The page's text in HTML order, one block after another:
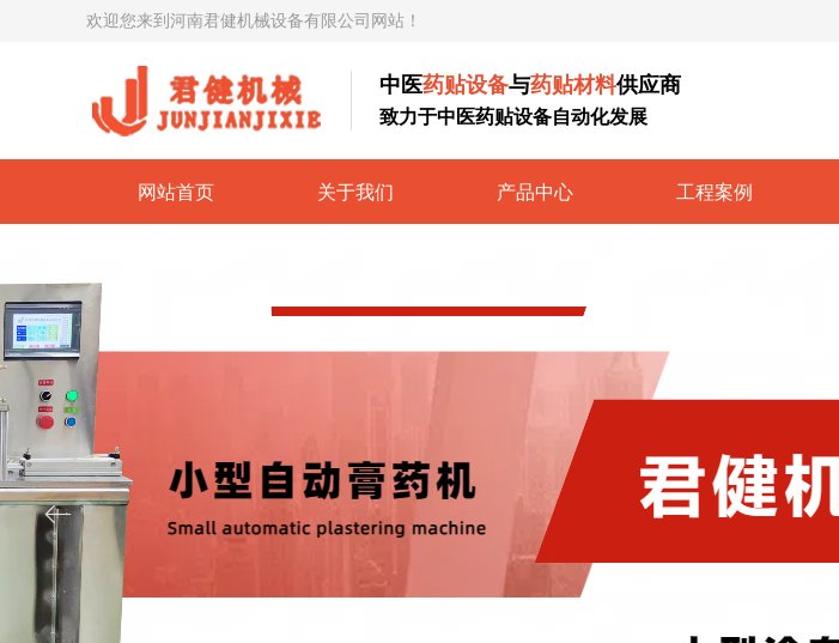
欢迎您来到河南君健机械设备有限公司网站！
中医药贴设备与药贴材料供应商
致力于中医药贴设备自动化发展
网站首页 关于我们 产品中心 工程案例
ꂃ